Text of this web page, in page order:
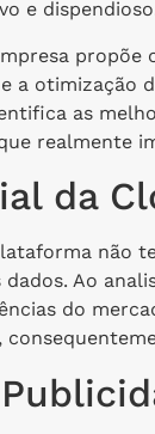
e
propõe
a otimização
as
realmente
da
não
Ao
do